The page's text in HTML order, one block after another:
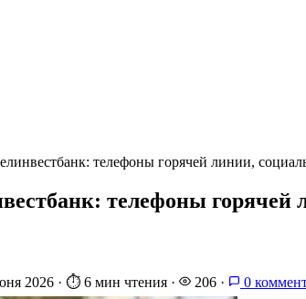
телефоны горячей линии,
телефоны горячей
2026 · ⏱️ 6 мин чтения · 206 · 0